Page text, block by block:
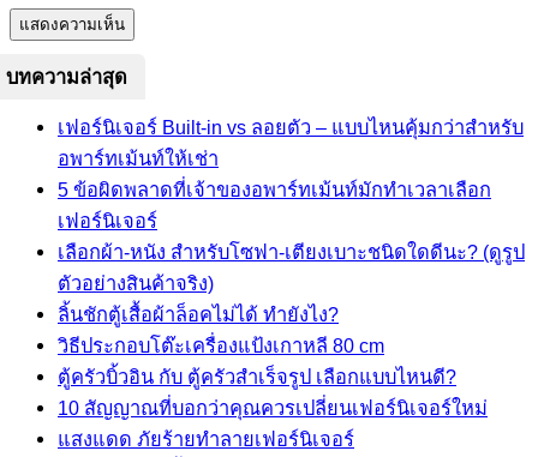
บทความล่าสุด
เฟอร์นิเจอร์ Built-in vs ลอยตัว – แบบไหนคุ้มกว่าสำหรับ
อพาร์ทเม้นท์ให้เช่า
5 ข้อผิดพลาดที่เจ้าของอพาร์ทเม้นท์มักทำเวลาเลือก
เฟอร์นิเจอร์
เลือกผ้า-หนัง สำหรับโซฟา-เตียงเบาะชนิดใดดีนะ? (ดูรูป
ตัวอย่างสินค้าจริง)
ลิ้นชักตู้เสื้อผ้าล็อคไม่ได้ ทำยังไง?
วิธีประกอบโต๊ะเครื่องแป้งเกาหลี 80 cm
ตู้ครัวบิ้วอิน กับ ตู้ครัวสำเร็จรูป เลือกแบบไหนดี?
10 สัญญาณที่บอกว่าคุณควรเปลี่ยนเฟอร์นิเจอร์ใหม่
แสงแดด ภัยร้ายทำลายเฟอร์นิเจอร์